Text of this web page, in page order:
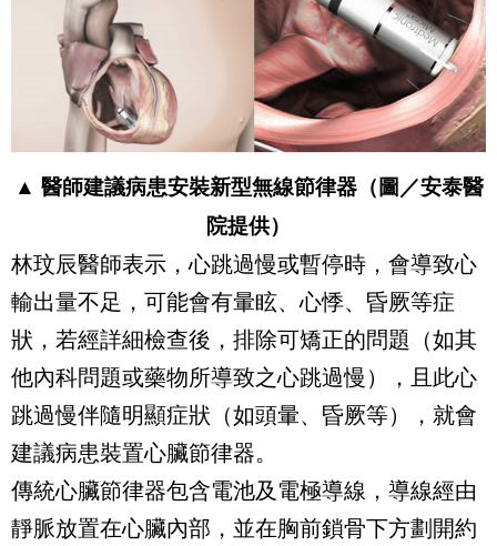
▲ 醫師建議病患安裝新型無線節律器（圖／安泰醫
院提供）
林玟辰醫師表示，心跳過慢或暫停時，會導致心
輸出量不足，可能會有暈眩、心悸、昏厥等症
狀，若經詳細檢查後，排除可矯正的問題（如其
他內科問題或藥物所導致之心跳過慢），且此心
跳過慢伴隨明顯症狀（如頭暈、昏厥等），就會
建議病患裝置心臟節律器。
傳統心臟節律器包含電池及電極導線，導線經由
靜脈放置在心臟內部，並在胸前鎖骨下方劃開約